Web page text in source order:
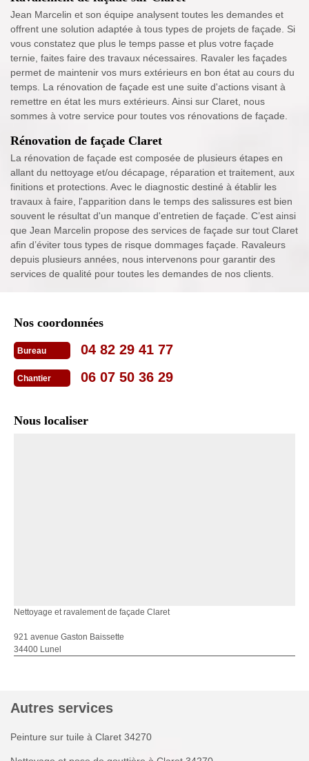
Jean Marcelin et son équipe analysent toutes les demandes et
offrent une solution adaptée à tous types de projets de façade. Si
vous constatez que plus le temps passe et plus votre façade
ternie, faites faire des travaux nécessaires. Ravaler les façades
permet de maintenir vos murs extérieurs en bon état au cours du
temps. La rénovation de façade est une suite d'actions visant à
remettre en état les murs extérieurs. Ainsi sur Claret, nous
sommes à votre service pour toutes vos rénovations de façade.
Rénovation de façade Claret
La rénovation de façade est composée de plusieurs étapes en
allant du nettoyage et/ou décapage, réparation et traitement, aux
finitions et protections. Avec le diagnostic destiné à établir les
travaux à faire, l'apparition dans le temps des salissures est bien
souvent le résultat d'un manque d'entretien de façade. C’est ainsi
que Jean Marcelin propose des services de façade sur tout Claret
afin d’éviter tous types de risque dommages façade. Ravaleurs
depuis plusieurs années, nous intervenons pour garantir des
services de qualité pour toutes les demandes de nos clients.
Nos coordonnées
Bureau 04 82 29 41 77
Chantier 06 07 50 36 29
Nous localiser
Nettoyage et ravalement de façade Claret
921 avenue Gaston Baissette
34400 Lunel
Autres services
Peinture sur tuile à Claret 34270